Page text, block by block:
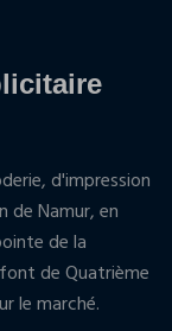
d'impression
de Namur, en
de la
de Quatrième
le marché.